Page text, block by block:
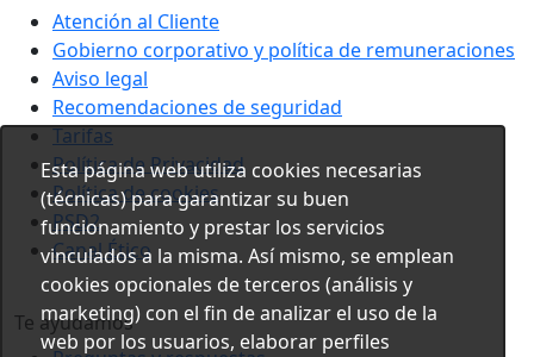
Atención al Cliente
Gobierno corporativo y política de remuneraciones
Aviso legal
Recomendaciones de seguridad
Tarifas
Política de Privacidad
Política de cookies
PSD2
Canal Ético
Te ayudamos
Esta página web utiliza cookies necesarias
(técnicas) para garantizar su buen
funcionamiento y prestar los servicios
vinculados a la misma. Así mismo, se emplean
cookies opcionales de terceros (análisis y
marketing) con el fin de analizar el uso de la
web por los usuarios, elaborar perfiles